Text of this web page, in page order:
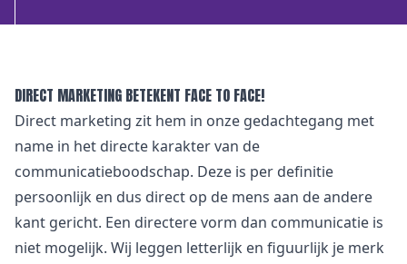
DIRECT MARKETING BETEKENT FACE TO FACE!
Direct marketing zit hem in onze gedachtegang met
name in het directe karakter van de
communicatieboodschap. Deze is per definitie
persoonlijk en dus direct op de mens aan de andere
kant gericht. Een directere vorm dan communicatie is
niet mogelijk. Wij leggen letterlijk en figuurlijk je merk